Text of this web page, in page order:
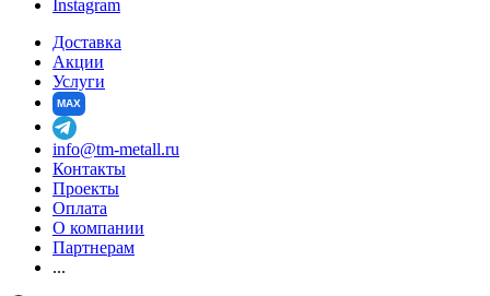
Instagram
Доставка
Акции
Услуги
MAX
info@tm-metall.ru
Контакты
Проекты
Оплата
О компании
Партнерам
...